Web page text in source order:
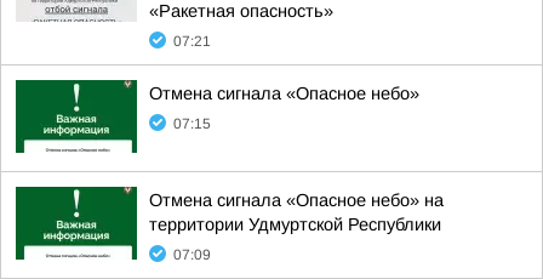
«Ракетная опасность»
07:21
Отмена сигнала «Опасное небо»
07:15
Отмена сигнала «Опасное небо» на
территории Удмуртской Республики
07:09